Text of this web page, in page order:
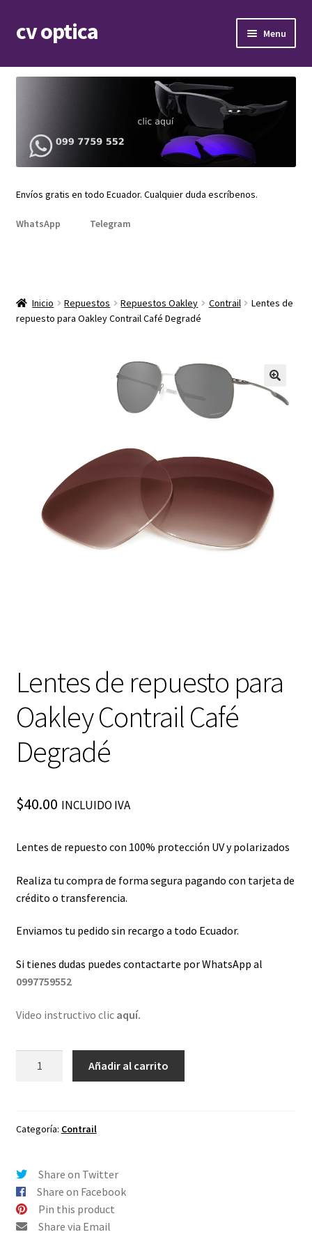
Skip
to
Skip
to
cv optica Menu
Armazones de lentes
child
menu
Expand
Repuestos
menu
Envíos gratis en todo Ecuador. Cualquier duda escríbenos.
WhatsApp Telegram
Inicio Repuestos Repuestos Oakley Contrail
Lentes de
repuesto para Oakley Contrail Café Degradé
Lentes de repuesto para
Oakley Contrail Café
Degradé
$40.00 INCLUIDO IVA
Lentes de repuesto con 100% protección UV y polarizados
Realiza tu compra de forma segura pagando con tarjeta de
crédito o transferencia.
Enviamos tu pedido sin recargo a todo Ecuador.
Si tienes dudas puedes contactarte por WhatsApp al
0997759552
Video instructivo clic aquí.
Oakley
Degradé
cantidad
Añadir al carrito
Categoría: Contrail
Share on Twitter
Share on Facebook
Pin this product
Share via Email